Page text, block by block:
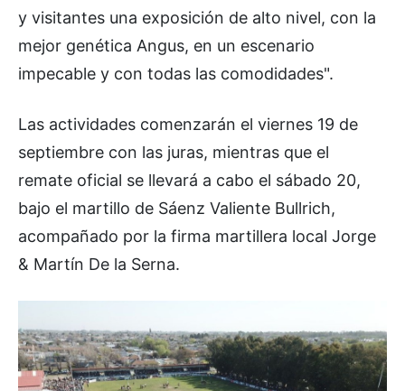
y visitantes una exposición de alto nivel, con la
mejor genética Angus, en un escenario
impecable y con todas las comodidades".
Las actividades comenzarán el viernes 19 de
septiembre con las juras, mientras que el
remate oficial se llevará a cabo el sábado 20,
bajo el martillo de Sáenz Valiente Bullrich,
acompañado por la firma martillera local Jorge
& Martín De la Serna.